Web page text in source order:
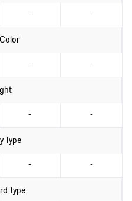
- -
- -
- -
Type
- -
Type